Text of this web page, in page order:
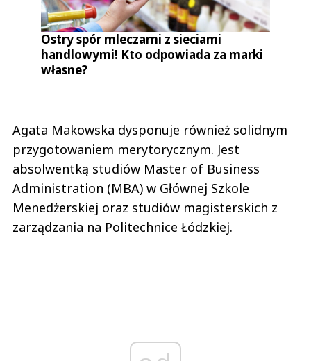
Ostry spór mleczarni z sieciami
handlowymi! Kto odpowiada za marki
własne?
Agata Makowska dysponuje również solidnym
przygotowaniem merytorycznym. Jest
absolwentką studiów Master of Business
Administration (MBA) w Głównej Szkole
Menedżerskiej oraz studiów magisterskich z
zarządzania na Politechnice Łódzkiej.